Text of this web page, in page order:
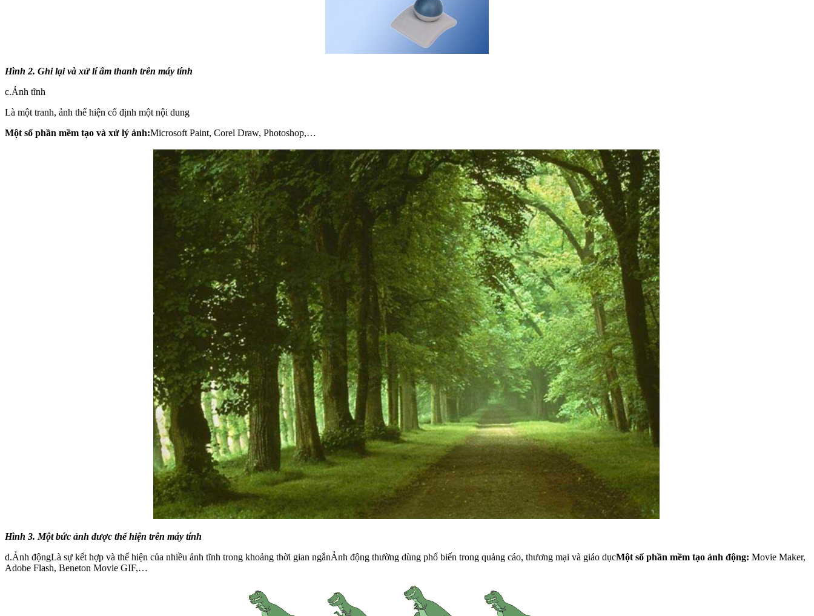
Hình 2. Ghi lại và xử lí âm thanh trên máy tính
c.Ảnh tĩnh
Là một tranh, ảnh thể hiện cố định một nội dung
Một số phần mềm tạo và xử lý ảnh:Microsoft Paint, Corel Draw, Photoshop,…
Hình 3. Một bức ảnh được thể hiện trên máy tính
d.Ảnh độngLà sự kết hợp và thể hiện của nhiều ảnh tĩnh trong khoảng thời gian ngắnẢnh động thường dùng phổ biến trong quảng cáo, thương mại và giáo dụcMột số phần mềm tạo ảnh động: Movie Maker,
Adobe Flash, Beneton Movie GIF,…